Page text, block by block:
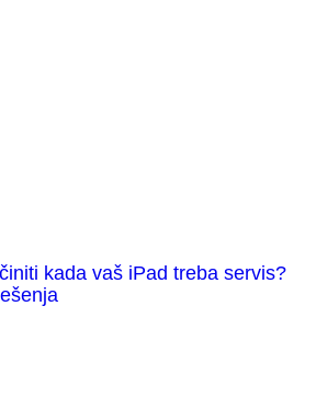
kada vaš iPad treba servis?